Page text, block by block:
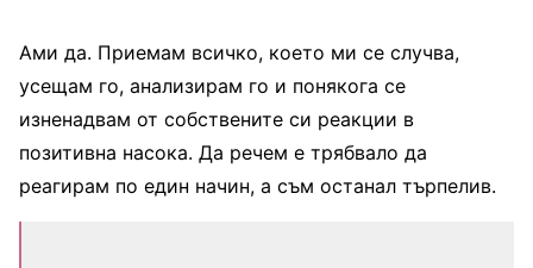
Ами да. Приемам всичко, което ми се случва,
усещам го, анализирам го и понякога се
изненадвам от собствените си реакции в
позитивна насока. Да речем е трябвало да
реагирам по един начин, а съм останал търпелив.